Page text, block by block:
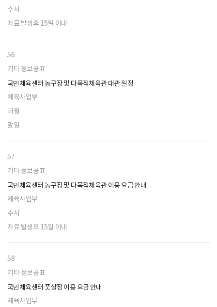
수시
자료 발생후 15일 이내
56
기타 정보공표
국민체육센터 농구장 및 다목적체육관 대관 일정
체육사업부
매월
말일
57
기타 정보공표
국민체육센터 농구장 및 다목적체육관 이용 요금 안내
체육사업부
수시
자료 발생후 15일 이내
58
기타 정보공표
국민체육센터 풋살장 이용 요금 안내
체육사업부